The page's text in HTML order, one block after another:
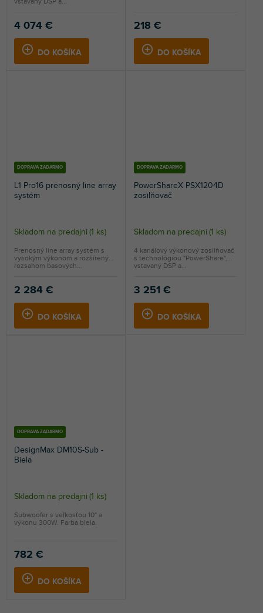
4 074 €
DO KOŠÍKA
218 €
DO KOŠÍKA
DOPRAVA ZADARMO
L1 Pro16 prenosný line array
systém
Skladom na predajni (1 ks)
2 284 €
DO KOŠÍKA
Prenosný line array systém s
vysokým výkonom a rozšíreným
rozsahom basových...
DOPRAVA ZADARMO
PowerShareX PSX1204D
zosilňovač
Skladom na predajni (1 ks)
3 251 €
DO KOŠÍKA
4 kanálový výkonový zosilňovač
s technológiou "PowerShare",
vstavaný DSP a...
DOPRAVA ZADARMO
DesignMax DM10S-Sub -
Biela
Skladom na predajni (1 ks)
782 €
DO KOŠÍKA
Subwoofer s veľkosťou 10" a
výkonu 300W. Farba biela.